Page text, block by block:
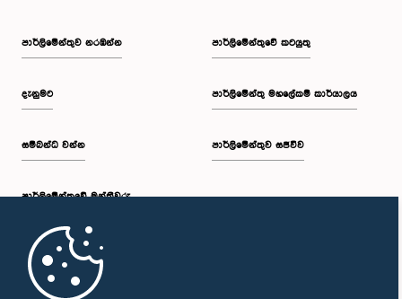
පාර්ලි‌මේන්තුව නරඹන්න
දැනුමට
සම්බන්ධ වන්න
පාර්ලි‌මේන්තුවේ මන්ත්‍රීවරු
මුල් පිටුව
පාර්ලිමේන්තුවේ කටයුතු
පාර්ලිමේන්තු මහලේකම් කාර්යාලය
පාර්ලිමේන්තුව සජීවීව